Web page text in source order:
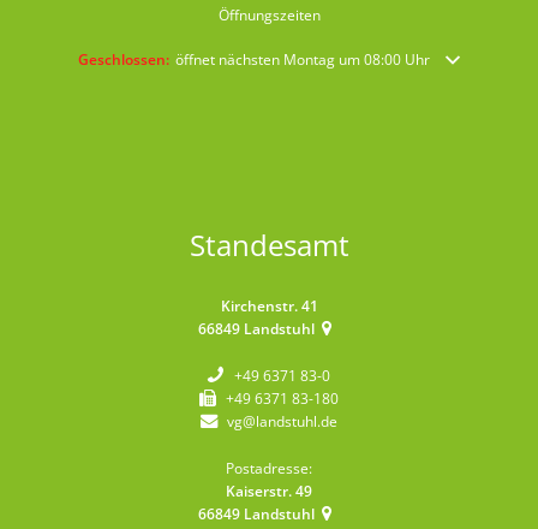
Öffnungszeiten
Klicken, um weitere Öffnungs- oder Schließzeiten auszublenden
Geschlossen: öffnet nächsten Montag um 08:00 Uhr
Standesamt
Kirchenstr. 41
66849 Landstuhl
+49 6371 83-0
+49 6371 83-180
vg@landstuhl.de
Postadresse:
Kaiserstr. 49
66849 Landstuhl